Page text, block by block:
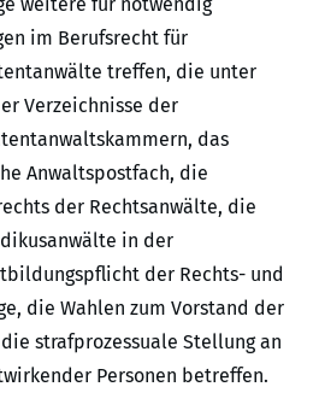
weitere für notwendig
im Berufsrecht für
treffen, die unter
Verzeichnisse der
das
Anwaltspostfach, die
der Rechtsanwälte, die
in der
der Rechts- und
die Wahlen zum Vorstand der
strafprozessuale Stellung an
Personen betreffen.